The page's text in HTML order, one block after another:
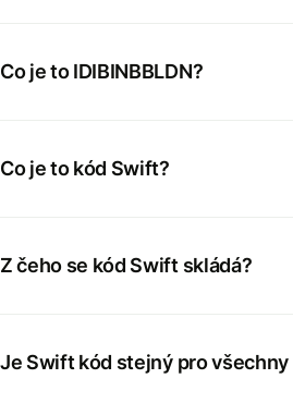
Co je to IDIBINBBLDN?
Co je to kód Swift?
Z čeho se kód Swift skládá?
Je Swift kód stejný pro všechny